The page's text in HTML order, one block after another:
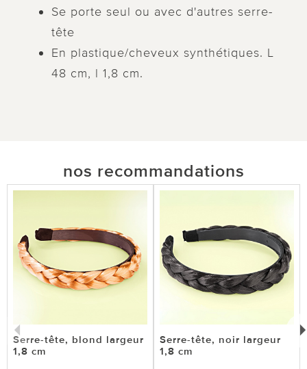
Se porte seul ou avec d'autres serre-
tête
En plastique/cheveux synthétiques. L
48 cm, l 1,8 cm.
nos recommandations
Serre-tête, blond largeur
1,8 cm
Serre-tête, noir largeur
1,8 cm